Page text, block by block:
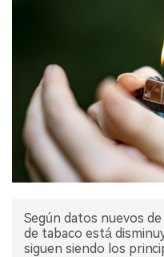
ENTREVISTA
Según datos nuevos
de tabaco está
siguen siendo los